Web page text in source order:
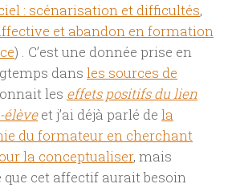
: scénarisation et difficultés,
et abandon en formation
) . C’est une donnée prise en
dans les sources de
les effets positifs du lien
et j’ai déjà parlé de la
du formateur en cherchant
la conceptualiser, mais
que cet affectif aurait besoin